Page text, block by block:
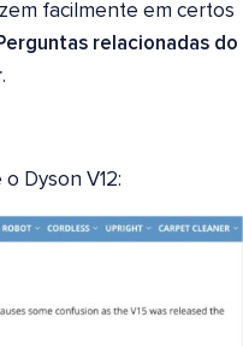
facilmente em certos
relacionadas do
.
Dyson V12: